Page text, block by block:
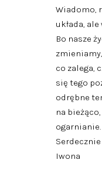
Wiadomo,
układa,
Bo nasze
co zalega,
się tego
odrębne
na
ogarnianie.
Iwona